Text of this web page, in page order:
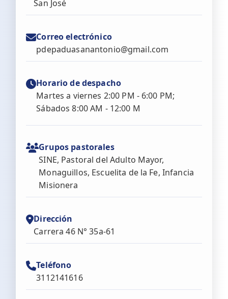
San José
Correo electrónico
pdepaduasanantonio@gmail.com
Horario de despacho
Martes a viernes 2:00 PM - 6:00 PM;
Sábados 8:00 AM - 12:00 M
Grupos pastorales
SINE, Pastoral del Adulto Mayor,
Monaguillos, Escuelita de la Fe, Infancia
Misionera
Dirección
Carrera 46 N° 35a-61
Teléfono
3112141616